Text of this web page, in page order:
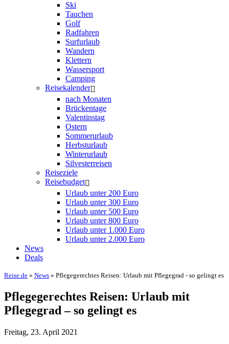
Ski
Tauchen
Golf
Radfahren
Surfurlaub
Wandern
Klettern
Wassersport
Camping
Reisekalender
nach Monaten
Brückentage
Valentinstag
Ostern
Sommerurlaub
Herbsturlaub
Winterurlaub
Silvesterreisen
Reiseziele
Reisebudget
Urlaub unter 200 Euro
Urlaub unter 300 Euro
Urlaub unter 500 Euro
Urlaub unter 800 Euro
Urlaub unter 1.000 Euro
Urlaub unter 2.000 Euro
News
Deals
Reise.de » News » Pflegegerechtes Reisen: Urlaub mit Pflegegrad - so gelingt es
Pflegegerechtes Reisen: Urlaub mit
Pflegegrad – so gelingt es
Freitag, 23. April 2021